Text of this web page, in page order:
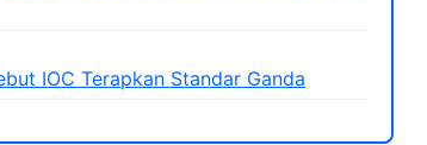
IOC Terapkan Standar Ganda